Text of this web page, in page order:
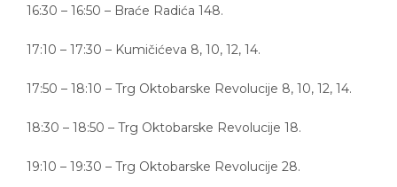
16:30 – 16:50 – Braće Radića 148.
17:10 – 17:30 – Kumičićeva 8, 10, 12, 14.
17:50 – 18:10 – Trg Oktobarske Revolucije 8, 10, 12, 14.
18:30 – 18:50 – Trg Oktobarske Revolucije 18.
19:10 – 19:30 – Trg Oktobarske Revolucije 28.